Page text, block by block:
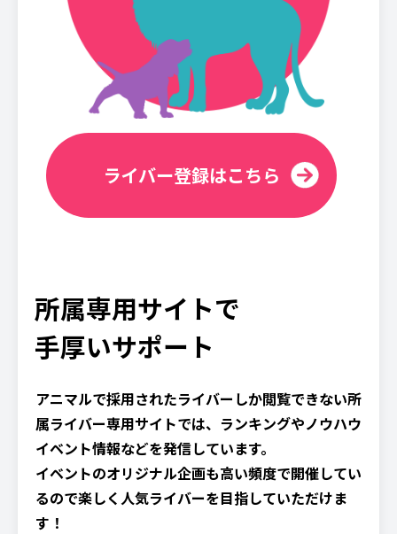
ライバー登録はこちら
所属専用サイトで
手厚いサポート
アニマルで採用されたライバーしか閲覧できない所
属ライバー専用サイトでは、ランキングやノウハウ
イベント情報などを発信しています。
イベントのオリジナル企画も高い頻度で開催してい
るので楽しく人気ライバーを目指していただけま
す！